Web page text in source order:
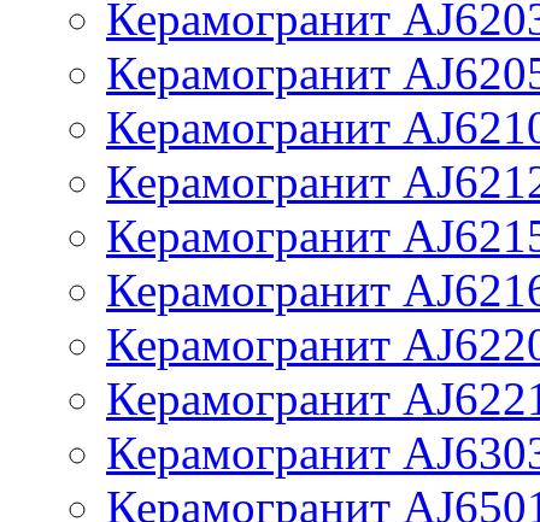
Керамогранит
Керамогранит
Керамогранит
Керамогранит
Керамогранит
Керамогранит
Керамогранит
Керамогранит
Керамогранит
Керамогранит